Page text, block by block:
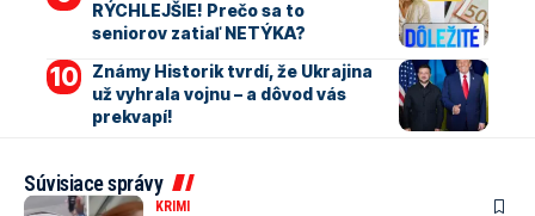
RÝCHLEJŠIE! Prečo sa to
seniorov zatiaľ NETÝKA?
Známy Historik tvrdí, že Ukrajina
už vyhrala vojnu – a dôvod vás
prekvapí!
Súvisiace správy
KRIMI